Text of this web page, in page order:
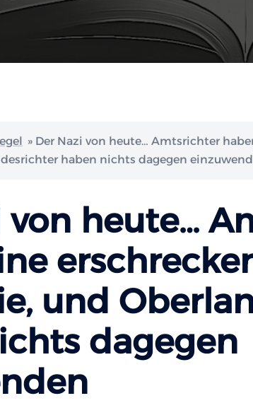
» Der Nazi von heute… Amtsrichter
haben nichts dagegen
von heute…
und
dagegen